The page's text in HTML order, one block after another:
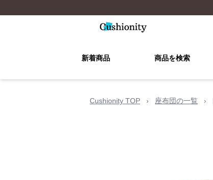
新着商品 商品を検索
Cushionity TOP › 座布団の一覧 ›